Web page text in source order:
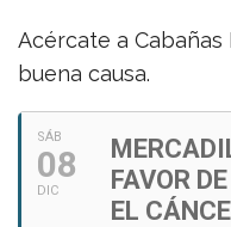
Acércate a
buena causa.
SÁB
08
DIC
FAVOR
EL